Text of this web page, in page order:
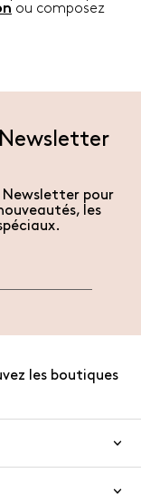
ou composez
Newsletter pour
les
les boutiques